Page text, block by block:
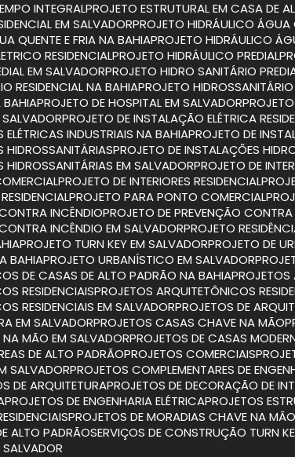
INTEGRAL PROJETO ESTRUTURAL EM CASA DE
EM SALVADOR PROJETO HIDRÁULICO ÁGUA
QUENTE E FRIA NA BAHIA PROJETO HIDRÁULICO
RESIDENCIAL PROJETO HIDRÁULICO PREDIAL
EM SALVADOR PROJETO HIDRO SANITÁRIO
RESIDENCIAL NA BAHIA PROJETO
BAHIA PROJETO DE HOSPITAL EM SALVADOR
SALVADOR PROJETO DE INSTALAÇÃO ELÉTRICA
ELÉTRICAS INDUSTRIAIS NA BAHIA PROJETO DE
HIDROSSANITÁRIAS PROJETO DE INSTALAÇÕES
HIDROSSANITÁRIAS EM SALVADOR PROJETO DE
PROJETO DE INTERIORES RESIDENCIAL
PROJETO PARA PONTO COMERCIAL
INCÊNDIO PROJETO DE PREVENÇÃO
INCÊNDIO EM SALVADOR PROJETO
PROJETO TURN KEY EM SALVADOR PROJETO DE
BAHIA PROJETO URBANÍSTICO EM SALVADOR
DE CASAS DE ALTO PADRÃO NA BAHIA
RESIDENCIAIS PROJETOS ARQUITETÔNICOS
RESIDENCIAIS EM SALVADOR PROJETOS DE
EM SALVADOR PROJETOS CASAS CHAVE NA MÃO
NA MÃO EM SALVADOR PROJETOS DE CASAS
DE ALTO PADRÃO PROJETOS COMERCIAIS
SALVADOR PROJETOS COMPLEMENTARES DE
DE ARQUITETURA PROJETOS DE DECORAÇÃO DE
PROJETOS DE ENGENHARIA ELÉTRICA PROJETOS
PROJETOS DE MORADIAS CHAVE NA
ALTO PADRÃO SERVIÇOS DE CONSTRUÇÃO TURN
SALVADOR